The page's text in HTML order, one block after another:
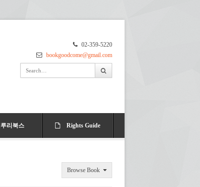
02-359-5220
bookgoodcome@gmail.com
리북스 Rights Guide
Browse Book